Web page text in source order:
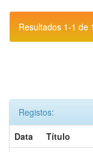
Resultados 1-1 de
Registos:
Data
Título